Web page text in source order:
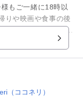
もご一緒に18時以
りや映画や食事の後